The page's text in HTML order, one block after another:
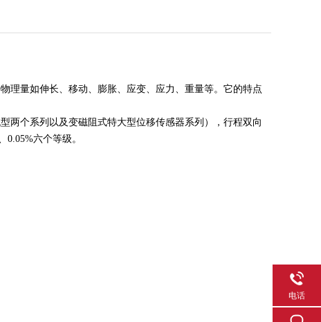
理量如伸长、移动、膨胀、应变、应力、重量等。它的特点
两个系列以及变磁阻式特大型位移传感器系列），行程双向
0.05%六个等级。
电话